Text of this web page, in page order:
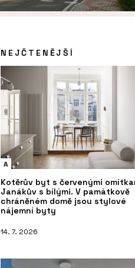
NEJČTENĚJŠÍ
A
Kotěrův byt s červenými
Janákův s bílými. V památkově
chráněném domě jsou stylové
nájemní byty
14. 7. 2026